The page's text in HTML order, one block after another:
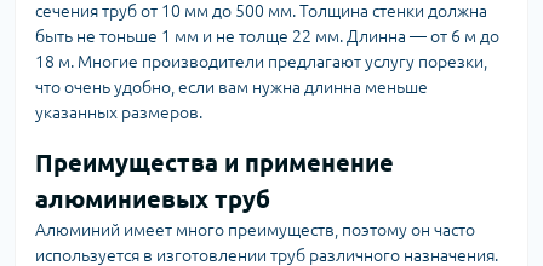
сечения труб от 10 мм до 500 мм. Толщина стенки должна
быть не тоньше 1 мм и не толще 22 мм. Длинна — от 6 м до
18 м. Многие производители предлагают услугу порезки,
что очень удобно, если вам нужна длинна меньше
указанных размеров.
Преимущества и применение
алюминиевых труб
Алюминий имеет много преимуществ, поэтому он часто
используется в изготовлении труб различного назначения.